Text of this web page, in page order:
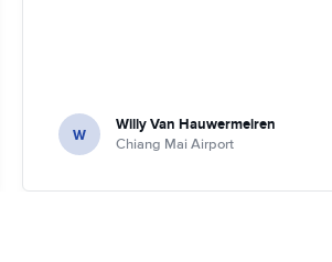
W Willy Van Hauwermeiren
Chiang Mai Airport